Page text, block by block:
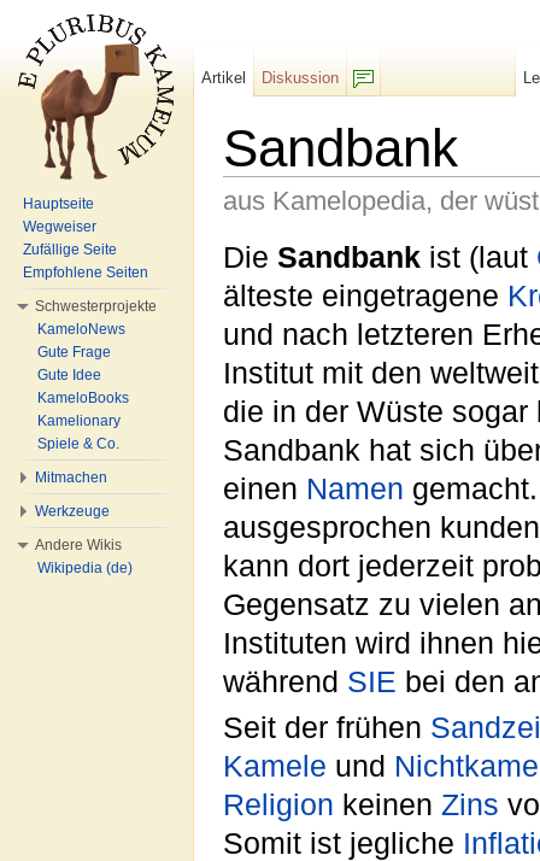
Sandbank
aus Kamelopedia, der
Die Sandbank ist (laut
älteste eingetragene
und nach letzteren
Institut mit den
die in der Wüste
Sandbank hat sich
einen Namen
ausgesprochen
kann dort jederzeit
Gegensatz zu vielen
Instituten wird ihnen
während SIE bei den
Seit der frühen
Kamele und
Religion keinen Zins
Somit ist jegliche
Artikel
Diskussion
Hauptseite
Wegweiser
Zufällige Seite
Empfohlene Seiten
Schwesterprojekte
KameloNews
Gute Frage
Gute Idee
KameloBooks
Kamelionary
Spiele & Co.
Mitmachen
Werkzeuge
Andere Wikis
Wikipedia (de)